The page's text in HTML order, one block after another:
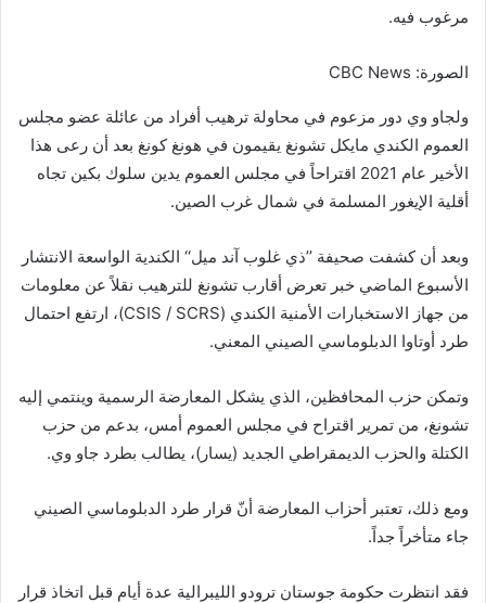
مرغوب فيه.
الصورة: CBC News
ولجاو وي دور مزعوم في محاولة ترهيب أفراد من عائلة عضو مجلس
العموم الكندي مايكل تشونغ يقيمون في هونغ كونغ بعد أن رعى هذا
الأخير عام 2021 اقتراحاً في مجلس العموم يدين سلوك بكين تجاه
أقلية الإيغور المسلمة في شمال غرب الصين.
وبعد أن كشفت صحيفة ’’ذي غلوب آند ميل‘‘ الكندية الواسعة الانتشار
الأسبوع الماضي خبر تعرض أقارب تشونغ للترهيب نقلاً عن معلومات
من جهاز الاستخبارات الأمنية الكندي (CSIS / SCRS)، ارتفع احتمال
طرد أوتاوا الدبلوماسي الصيني المعني.
وتمكن حزب المحافظين، الذي يشكل المعارضة الرسمية وينتمي إليه
تشونغ، من تمرير اقتراح في مجلس العموم أمس، بدعم من حزب
الكتلة والحزب الديمقراطي الجديد (يسار)، يطالب بطرد جاو وي.
ومع ذلك، تعتبر أحزاب المعارضة أنّ قرار طرد الدبلوماسي الصيني
جاء متأخراً جداً.
فقد انتظرت حكومة جوستان ترودو الليبرالية عدة أيام قبل اتخاذ قرار